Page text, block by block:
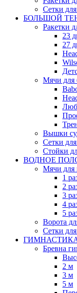
Сетки
БОЛЬШОЙ
Ракетки
23
27
Мячи для
Вышки
Сетки
Стойки
ВОДНОЕ
Мячи для
1
2
3
4
5
Ворота
Сетки
Бревна
2 м
3 м
5 м